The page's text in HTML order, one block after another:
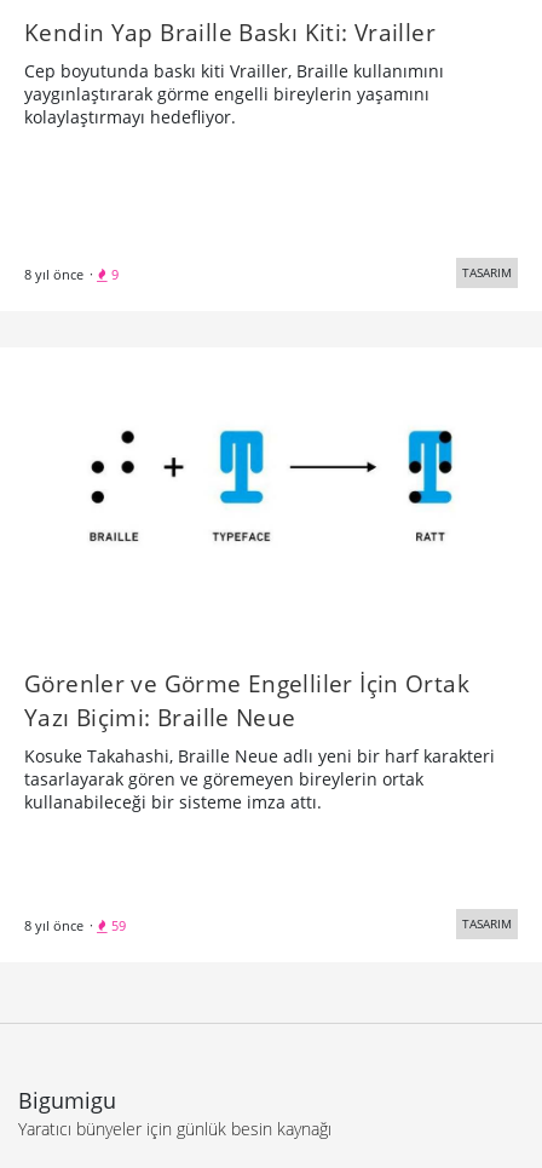
Kendin Yap Braille Baskı Kiti: Vrailler
Cep boyutunda baskı kiti Vrailler, Braille kullanımını
yaygınlaştırarak görme engelli bireylerin yaşamını
kolaylaştırmayı hedefliyor.
8 yıl önce · 9 TASARIM
Görenler ve Görme Engelliler İçin Ortak
Yazı Biçimi: Braille Neue
Kosuke Takahashi, Braille Neue adlı yeni bir harf karakteri
tasarlayarak gören ve göremeyen bireylerin ortak
kullanabileceği bir sisteme imza attı.
8 yıl önce · 59 TASARIM
Bigumigu
Yaratıcı bünyeler için günlük besin kaynağı